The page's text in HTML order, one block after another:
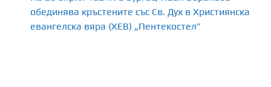
обединява кръстените със Св. Дух в Християнска
евангелска вяра (ХЕВ) „Пентекостел”